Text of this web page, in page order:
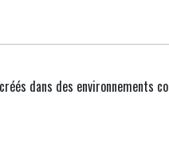
dans des environnements